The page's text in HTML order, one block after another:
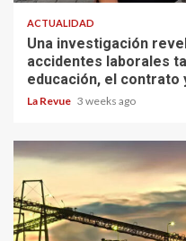
ACTUALIDAD
Una investigación
accidentes laborales
educación, el contrato
La Revue 3 weeks ago